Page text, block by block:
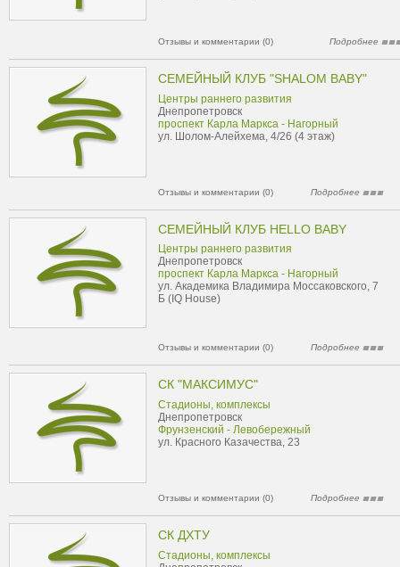
Отзывы и комментарии (0) Подробнее
СЕМЕЙНЫЙ КЛУБ "SHALOM BABY"
Центры раннего развития
Днепропетровск
проспект Карла Маркса - Нагорный
ул. Шолом-Алейхема, 4/26 (4 этаж)
Отзывы и комментарии (0) Подробнее
СЕМЕЙНЫЙ КЛУБ HELLO BABY
Центры раннего развития
Днепропетровск
проспект Карла Маркса - Нагорный
ул. Академика Владимира Моссаковского, 7
Б (IQ House)
Отзывы и комментарии (0) Подробнее
СК "МАКСИМУС"
Стадионы, комплексы
Днепропетровск
Фрунзенский - Левобережный
ул. Красного Казачества, 23
Отзывы и комментарии (0) Подробнее
СК ДХТУ
Стадионы, комплексы